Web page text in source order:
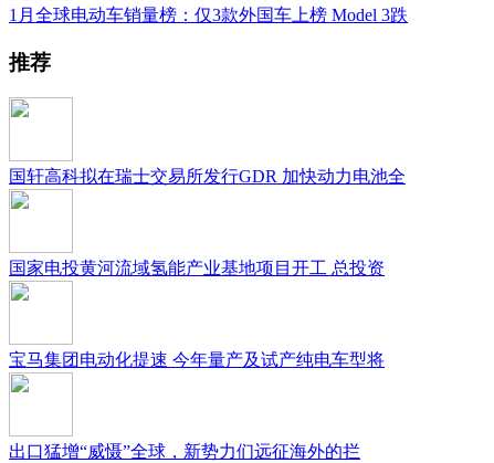
1月全球电动车销量榜：仅3款外国车上榜 Model 3跌
推荐
国轩高科拟在瑞士交易所发行GDR 加快动力电池全
国家电投黄河流域氢能产业基地项目开工 总投资
宝马集团电动化提速 今年量产及试产纯电车型将
出口猛增“威慑”全球，新势力们远征海外的拦